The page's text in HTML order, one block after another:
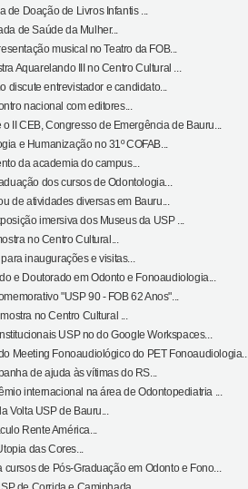
de Doação de Livros Infantis ...
de Saúde da Mulher...
musical no Teatro da FOB...
Aquarelando III no Centro Cultural ...
discute entrevistador e candidato...
nacional com editores...
II CEB, Congresso de Emergência de Bauru...
e Humanização no 31º COFAB...
da academia do campus...
dos cursos de Odontologia...
de atividades diversas em Bauru...
imersiva dos Museus da USP ...
no Centro Cultural...
inaugurações e visitas...
e Doutorado em Odonto e Fonoaudiologia...
"USP 90 - FOB 62 Anos"...
no Centro Cultural ...
USP no do Google Workspaces...
Meeting Fonoaudiológico do PET Fonoaudiologia...
de ajuda às vítimas do RS...
internacional na área de Odontopediatria ...
Volta USP de Bauru...
Rente América...
das Cores...
cursos de Pós-Graduação em Odonto e Fono...